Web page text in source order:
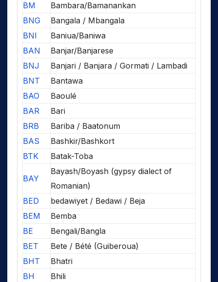
BM
Bambara/Bamanankan
BNG
Bangala / Mbangala
BNI
Baniua/Baniwa
BAN
Banjar/Banjarese
BNJ
Banjari / Banjara / Gormati / Lambadi
BNT
Bantawa
BAO
Baoulé
BAR
Bari
BRB
Bariba / Baatonum
BAS
Bashkir/Bashkort
BTK
Batak-Toba
BAY
Bayash/Boyash (gypsy dialect of
Romanian)
BED
bedawiyet / Bedawi / Beja
BEM
Bemba
BE
Bengali/Bangla
BET
Bete / Bété (Guiberoua)
BHT
Bhatri
BH
Bhili